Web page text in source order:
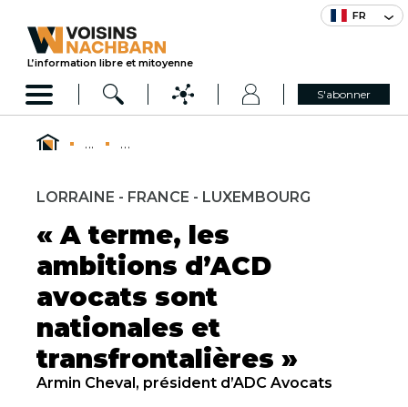
FR
L’information libre et mitoyenne
S'abonner
... ...
LORRAINE - FRANCE - LUXEMBOURG
« A terme, les
ambitions d’ACD
avocats sont
nationales et
transfrontalières »
Armin Cheval, président d’ADC Avocats